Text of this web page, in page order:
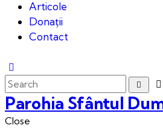
Articole
Donații
Contact
Parohia Sfântul
Close